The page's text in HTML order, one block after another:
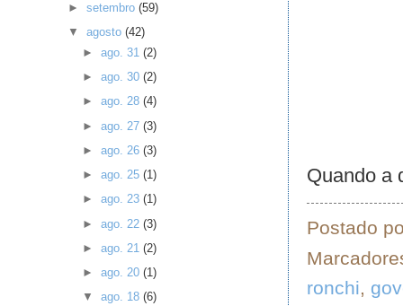
Quando a
Postado
ronchi,
►setembro(59)
▼agosto(42)
► ago. 31 (2)
► ago. 30 (2)
► ago. 28 (4)
► ago. 27 (3)
► ago. 26 (3)
► ago. 25 (1)
► ago. 23 (1)
► ago. 22 (3)
► ago. 21 (2)
► ago. 20 (1)
▼ ago. 18 (6)